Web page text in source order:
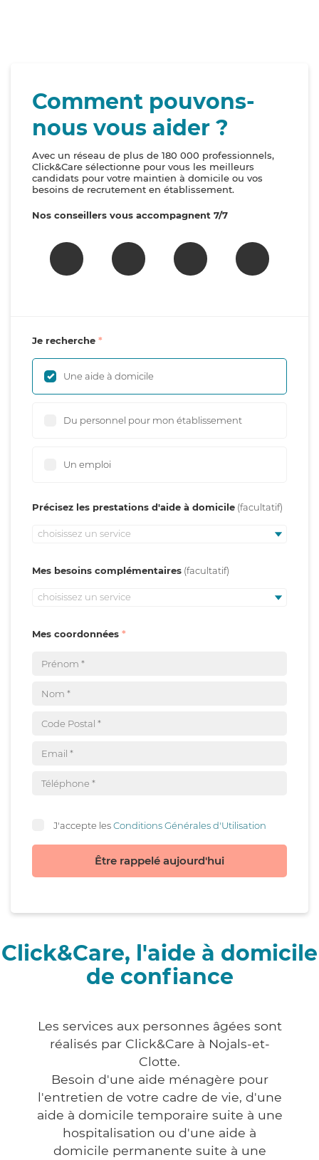
Comment pouvons-
nous vous aider ?
Avec un réseau de plus de 180 000 professionnels,
Click&Care sélectionne pour vous les meilleurs
candidats pour votre maintien à domicile ou vos
besoins de recrutement en établissement.
Nos conseillers vous accompagnent 7/7
Je recherche
Une aide à domicile
Du personnel pour mon établissement
Un emploi
Précisez les prestations d'aide à domicile
choisissez un service
Mes besoins complémentaires
choisissez un service
Mes coordonnées
J'accepte lesConditions Générales d'Utilisation
Être rappelé aujourd'hui
Click&Care, l'aide à domicile
de confiance
Les services aux personnes âgées sont
réalisés par Click&Care à Nojals-et-
Clotte.
Besoin d'une aide ménagère pour
l'entretien de votre cadre de vie, d'une
aide à domicile temporaire suite à une
hospitalisation ou d'une aide à
domicile permanente suite à une